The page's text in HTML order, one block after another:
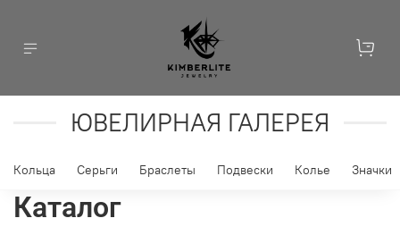
ЮВЕЛИРНАЯ ГАЛЕРЕЯ
Кольца Серьги Браслеты Подвески Колье Значки
Каталог